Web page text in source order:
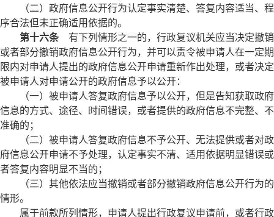
（二）政府信息公开行为认定事实清楚、答复内容适当、程
序合法但未正确适用依据的。
第十六条有下列情形之一的，行政复议机关应当决定撤销
或者部分撤销政府信息公开行为，并可以责令被申请人在一定期
限内对申请人提出的政府信息公开申请重新作出处理，或者决定
被申请人对申请公开的政府信息予以公开：
（一）被申请人答复政府信息予以公开，但是告知获取政府
信息的方式、途径、时间错误，或者提供的政府信息不完整、不
准确的；
（二）被申请人答复政府信息不予公开、无法提供或者对政
府信息公开申请不予处理，认定事实不清、适用依据明显错误或
者答复内容明显不当的；
（三）其他依法应当撤销或者部分撤销政府信息公开行为的
情形。
属于前款所列情形，申请人提出行政复议申请前，或者行政